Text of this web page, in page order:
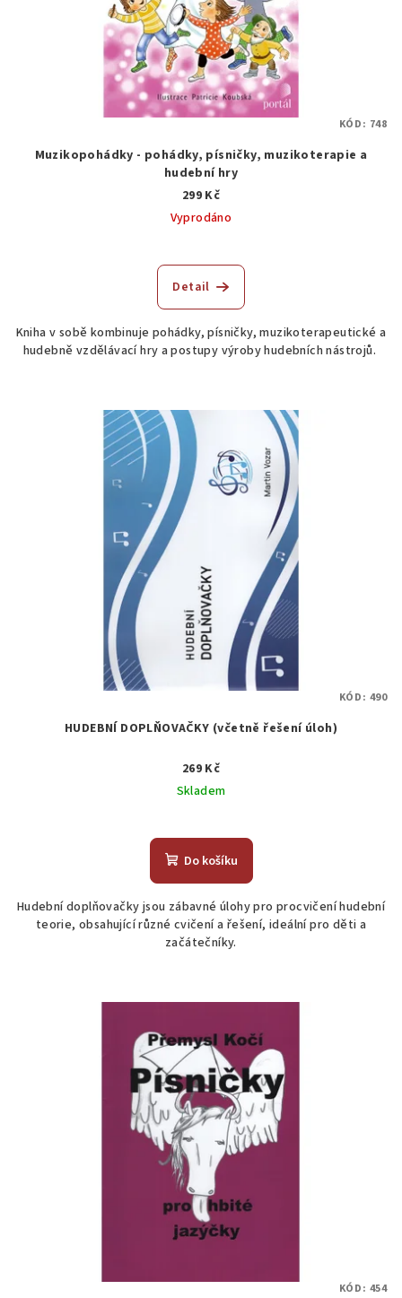
Muzikopohádky - pohádky, písničky, muzikoterapie a
hudební hry
299 Kč
Vyprodáno
hodnocení
produktu
z
5
Detail
Kniha v sobě kombinuje pohádky, písničky, muzikoterapeutické a
hudebně vzdělávací hry a postupy výroby hudebních nástrojů.
KÓD: 748
HUDEBNÍ DOPLŇOVAČKY (včetně řešení úloh)
269 Kč
Skladem
Do košíku
Hudební doplňovačky jsou zábavné úlohy pro procvičení hudební
teorie, obsahující různé cvičení a řešení, ideální pro děti a
začátečníky.
KÓD: 490
KÓD: 454